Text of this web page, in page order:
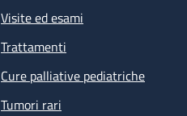
Visite ed esami
Trattamenti
Cure palliative pediatriche
Tumori rari